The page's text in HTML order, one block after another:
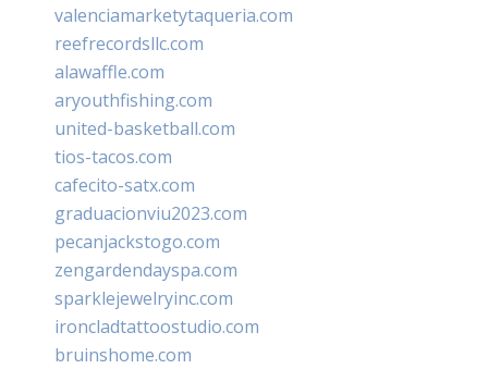
valenciamarketytaqueria.com
reefrecordsllc.com
alawaffle.com
aryouthfishing.com
united-basketball.com
tios-tacos.com
cafecito-satx.com
graduacionviu2023.com
pecanjackstogo.com
zengardendayspa.com
sparklejewelryinc.com
ironcladtattoostudio.com
bruinshome.com